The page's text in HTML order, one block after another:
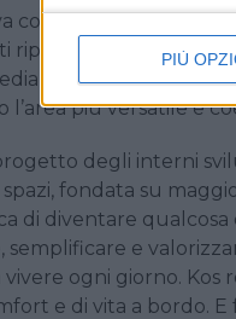
PIÙ
costruzione e
ripristinati attraverso
la rimozione
l’area più versatile e
degli interni
fondata su
di diventare
e
vivere ogni giorno.
e di vita a bordo.